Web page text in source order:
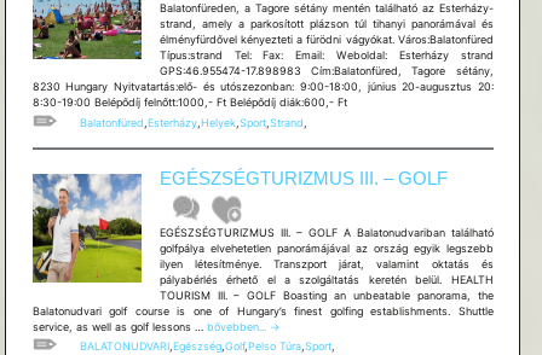
Balatonfüreden, a Tagore sétány mentén található az Esterházy-
strand, amely a parkosított plázson túl tihanyi panorámával és
élményfürdővel kényezteti a fürödni vágyókat. Város:Balatonfüred
Típus:strand Tel: Fax: Email: Weboldal: Esterházy strand
GPS:46.955474-17.898983 Cím:Balatonfüred, Tagore sétány,
8230 Hungary Nyitvatartás:elő- és utószezonban: 9:00-18:00, június 20-augusztus 20:
8:30-19:00 Belépődíj felnőtt:1000,- Ft Belépődíj diák:600,- Ft
Balatonfüred Esterházy, Helyek, Sport, Strand
EGÉSZSÉGTURIZMUS III. – GOLF
EGÉSZSÉGTURIZMUS III. – GOLF A Balatonudvariban található
golfpálya elvehetetlen panorámájával az ország egyik legszebb
ilyen létesítménye. Transzport járat, valamint oktatás és
pályabérlés érhető el a szolgáltatás keretén belül. HEALTH
TOURISM III. – GOLF Boasting an unbeatable panorama, the
Balatonudvari golf course is one of Hungary’s finest golfing establishments. Shuttle
service, as well as golf lessons … EGÉSZSÉGTURIZMUS
III.
bővebben...
→
BALATONUDVARI,Egészség,Golf,Pelso Túra,Sport,